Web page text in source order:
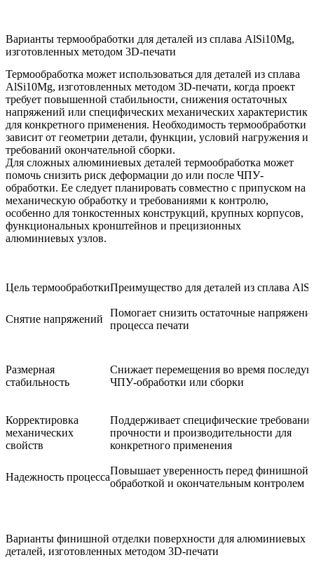
Варианты термообработки для деталей из сплава AlSi10Mg,
изготовленных методом 3D-печати
Термообработка может использоваться для деталей из сплава
AlSi10Mg, изготовленных методом 3D-печати, когда проект
требует повышенной стабильности, снижения остаточных
напряжений или специфических механических характеристик
для конкретного применения. Необходимость термообработки
зависит от геометрии детали, функции, условий нагружения и
требований окончательной сборки.
Для сложных алюминиевых деталей термообработка может
помочь снизить риск деформации до или после ЧПУ-
обработки. Ее следует планировать совместно с припуском на
механическую обработку и требованиями к контролю,
особенно для тонкостенных конструкций, крупных корпусов,
функциональных кронштейнов и прецизионных
алюминиевых узлов.
Цель термообработкиПреимущество для деталей из сплава
Снятие напряжений
Помогает снизить остаточные
процесса печати
Размерная
стабильность
Снижает перемещения во время
ЧПУ-обработки или сборки
Корректировка
механических
свойств
Поддерживает специфические
прочности и производительности для
конкретного применения
Надежность процесса
Повышает уверенность перед финишной
обработкой и окончательным контролем
Варианты финишной отделки поверхности для алюминиевых
деталей, изготовленных методом 3D-печати